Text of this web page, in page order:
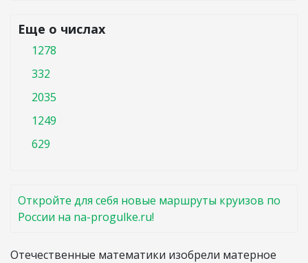
Еще о числах
1278
332
2035
1249
629
Откройте для себя новые маршруты круизов по
России на na-progulke.ru!
Отечественные математики изобрели матерное